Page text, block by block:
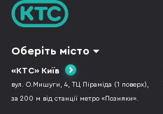
Оберіть місто
«КТС» Київ
вул. О.Мишуги, 4, ТЦ Піраміда (1 поверх),
за 200 м від станції метро «Позняки».